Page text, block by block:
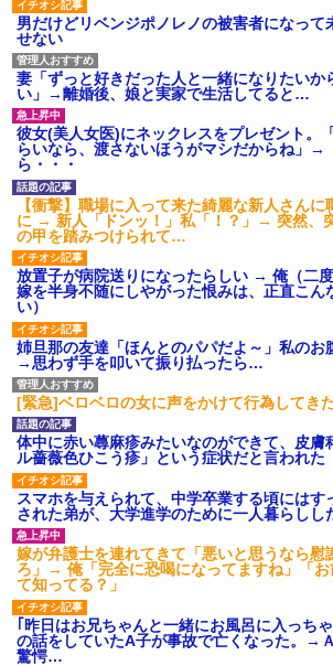
男だけどリベンジポノレノの被害者になって
せない
妻「ずっと好きだった人と一緒になりたいか
い」→離婚後、娘と実家で生活してると…
彼女(美人女医)にネックレスをプレゼント。
らいなら、渡さないほうがマシだからね」→
ら・・・
【衝撃】職場に入って来た綺麗な新人さんに
に → 新人「ドンッ！」私「！？」→ 突然、
の甲を踏みつけられて…
放置子が病院送りになったらしい → 俺（二
嫁を半身不随にしやがった恨みは、正直こん
い）
姉旦那の友達「ほんとのパパだよ～」私のお
→思わず手を叩いて振り払ったら…
[緊急]ベロベロの女に声をかけて行為してき
体中に赤い蕁麻疹みたいなのができて、皮膚
ル薔薇色ひこう疹」という症状だと言われた
スマホを与えられて、中学卒業する頃にはす
された弟が、大学進学のために一人暮らしし
嫁が弁護士を連れてきて「悪いと思うなら慰
ろ」→ 俺「完全に恐喝になってますね」「
て知ってる？」
｢昨日はお兄ちゃんと一緒にお風呂に入っち
の話をしていたA子が事故で亡くなった。→
驚愕…